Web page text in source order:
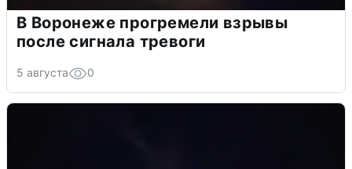
В Воронеже прогремели взрывы
после сигнала тревоги
5 августа 0